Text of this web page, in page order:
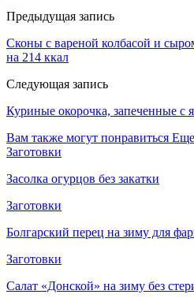
Предыдущая запись
Сконы с вареной колбасой и
на 214 ккал
Следующая запись
Куриные окорочка, запеченные с
Вам также могут понравиться Еще
Заготовки
Засолка огурцов без закатки
Заготовки
Болгарский перец на зиму для
Заготовки
Салат «Донской» на зиму без